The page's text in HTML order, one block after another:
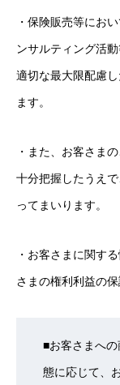
・保険販売等にお
ンサルティング活
適切な最大限配慮
ます。
・また、お客さま
十分把握したうえ
ってまいります。
・お客さまに関す
さまの権利利益の
■お客さまへ
態に応じて、